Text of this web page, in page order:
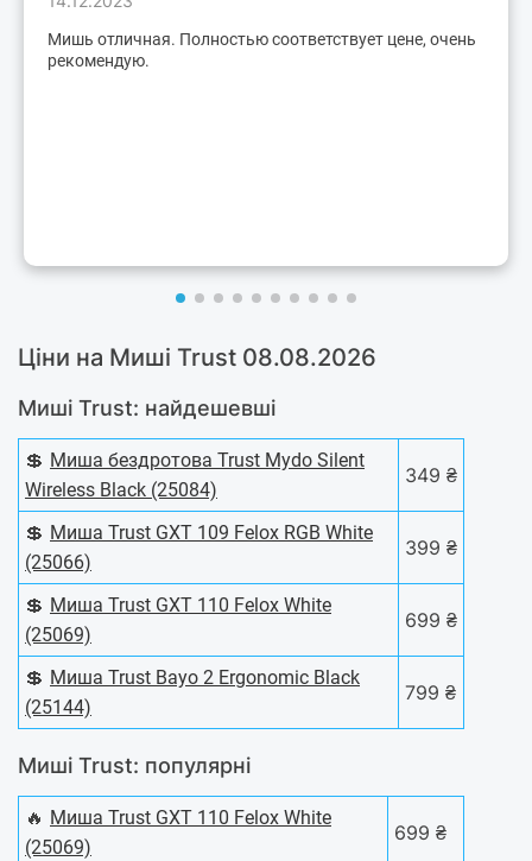
Мишь отличная. Полностью соответствует цене, очень
рекомендую.
Ціни на Миші Trust 08.08.2026
Миші Trust: найдешевші
💲 Миша бездротова Trust Mydo Silent
Wireless Black (25084)
349 ₴
💲 Миша Trust GXT 109 Felox RGB White
(25066)
399 ₴
💲 Миша Trust GXT 110 Felox White
(25069)
699 ₴
💲 Миша Trust Bayo 2 Ergonomic Black
(25144)
799 ₴
Миші Trust: популярні
🔥 Миша Trust GXT 110 Felox White
(25069)
699 ₴